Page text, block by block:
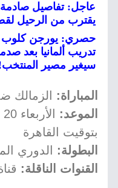
عاجل: تفاصيل
يقترب من الرحيل
حصري: يورجن كلوب
تدريب ألمانيا بعد
سيغير مصير
المباراة: الزمالك
الموعد:
بتوقيت القاهرة
البطولة: الدوري
القنوات الناقلة: